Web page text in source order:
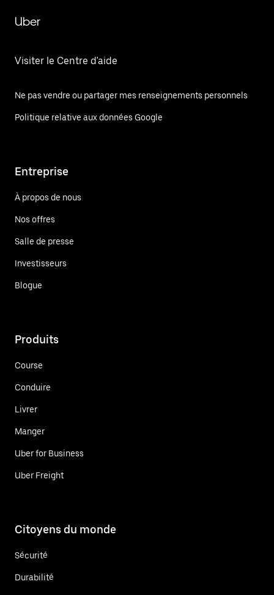
Uber
Visiter le Centre d'aide
Ne pas vendre ou partager mes renseignements personnels
Politique relative aux données Google
Entreprise
À propos de nous
Nos offres
Salle de presse
Investisseurs
Blogue
Produits
Course
Conduire
Livrer
Manger
Uber for Business
Uber Freight
Citoyens du monde
Sécurité
Durabilité